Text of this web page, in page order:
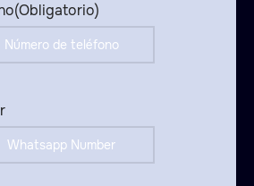
(Obligatorio)